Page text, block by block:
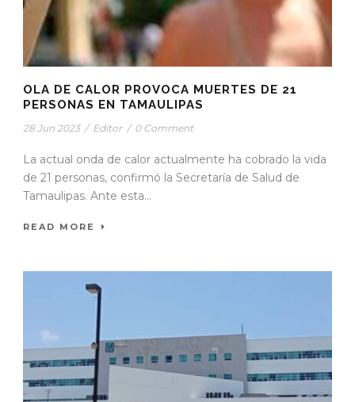
OLA DE CALOR PROVOCA MUERTES DE 21
PERSONAS EN TAMAULIPAS
28 Jun 2023 / Editor / 0 Comment
La actual onda de calor actualmente ha cobrado la vida
de 21 personas, confirmó la Secretaría de Salud de
Tamaulipas. Ante esta...
READ MORE